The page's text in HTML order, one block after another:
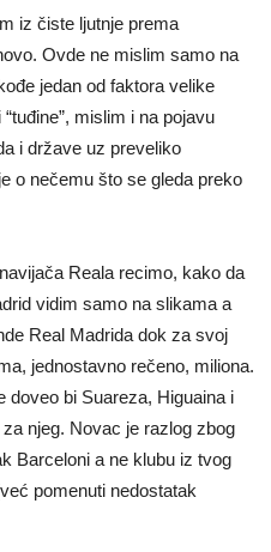
iz čiste ljutnje prema
Ovde ne mislim samo na
jedan od faktora velike
mislim i na pojavu
i države uz preveliko
o nečemu što se gleda preko
Reala recimo, kako da
vidim samo na slikama a
Real Madrida dok za svoj
jednostavno rečeno, miliona.
doveo bi Suareza, Higuaina i
njeg. Novac je razlog zbog
Barceloni a ne klubu iz tvog
pomenuti nedostatak